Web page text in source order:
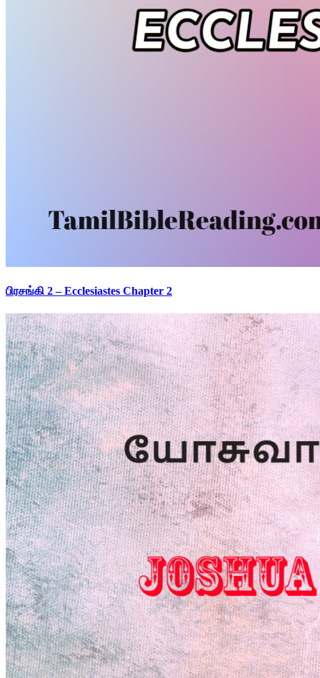
பிரசங்கி 2 – Ecclesiastes Chapter 2